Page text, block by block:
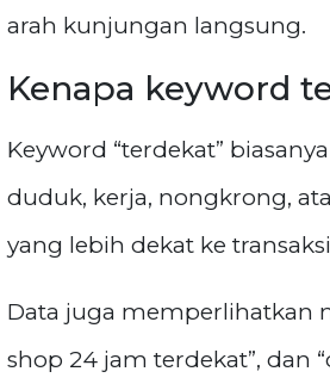
arah kunjungan langsung.
Kenapa keyword
Keyword “terdekat”
duduk, kerja, nongkrong,
yang lebih dekat ke
Data juga memperlihatkan
shop 24 jam terdekat”, dan